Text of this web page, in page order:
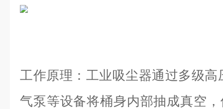
工作原理 ： 工业吸尘器通过多级高
气泵等设备将桶身内部抽成真空